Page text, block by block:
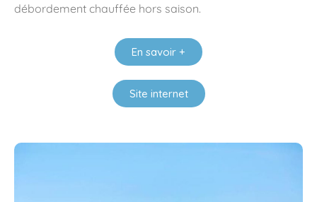
débordement chauffée hors saison.
En savoir +
Site internet